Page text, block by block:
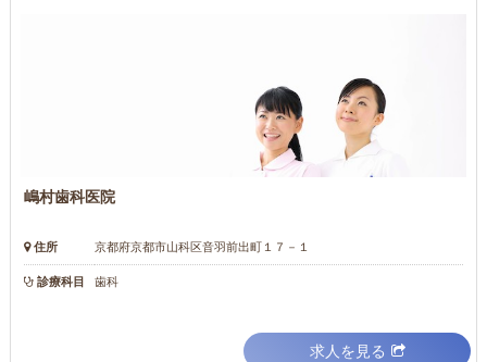
嶋村歯科医院
住所 京都府京都市山科区音羽前出町１７－１
診療科目 歯科
求人を見る